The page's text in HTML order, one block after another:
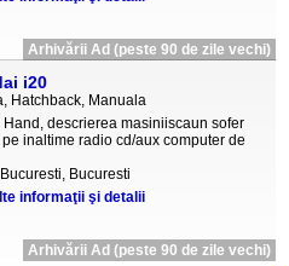
Arhivării Ad (peste 90 de zile vechi)
i20
Hatchback, Manuala
Hand, descrierea masiniiscaun sofer
inaltime radio cd/aux computer de
Bucuresti
informaţii şi detalii
Arhivării Ad (peste 90 de zile vechi)